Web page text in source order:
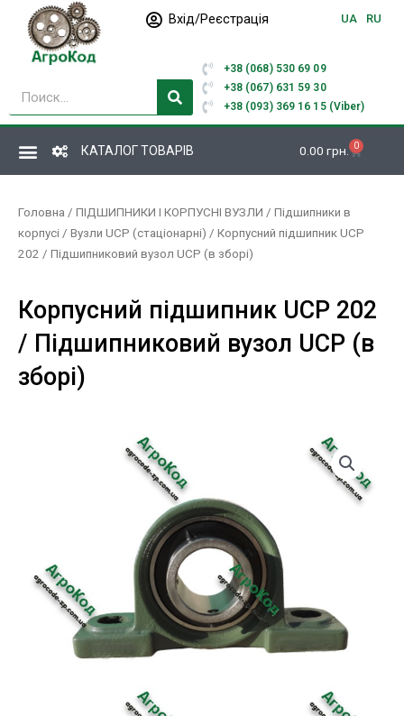
Перейти
вмісту
Вхід/Реєстрація UA RU
Пошук
+38 (068) 530 69 09
+38 (067) 631 59 30
+38 (093) 369 16 15 (Viber)
КАТАЛОГ ТОВАРІВ 0.00 грн. 0
Кошик
Головна / ПІДШИПНИКИ І КОРПУСНІ ВУЗЛИ / Підшипники в
корпусі / Вузли UCP (стаціонарні) / Корпусний підшипник UCP
202 / Підшипниковий вузол UCP (в зборі)
Корпусний підшипник UCP 202
/ Підшипниковий вузол UCP (в
зборі)